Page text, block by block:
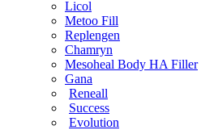
Licol
Metoo Fill
Replengen
Chamryn
Mesoheal Body HA Filler
Gana
Reneall
Success
Evolution